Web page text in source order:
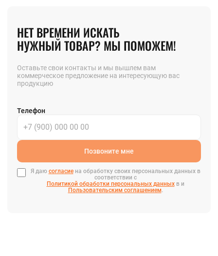
НЕТ ВРЕМЕНИ ИСКАТЬ
НУЖНЫЙ ТОВАР? МЫ ПОМОЖЕМ!
Оставьте свои контакты и мы вышлем вам
коммерческое предложение на интересующую вас
продукцию
Телефон
Позвоните мне
Я даю согласиена обработку своих персональных данных в
соответствии с
Политикой обработки персональных данныхв и
Пользовательским соглашением.